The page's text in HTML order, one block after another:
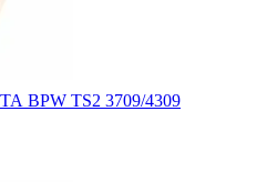
BPW TS2 3709/4309